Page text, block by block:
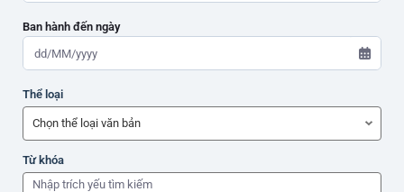
Ban hành đến ngày
ADMIN-HOME
Thể loại
ADMIN-HOME
Từ khóa